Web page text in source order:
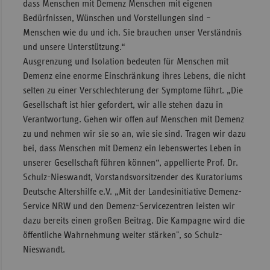
dass Menschen mit Demenz Menschen mit eigenen
Bedürfnissen, Wünschen und Vorstellungen sind –
Menschen wie du und ich. Sie brauchen unser Verständnis
und unsere Unterstützung.“
Ausgrenzung und Isolation bedeuten für Menschen mit
Demenz eine enorme Einschränkung ihres Lebens, die nicht
selten zu einer Ver­schlechterung der Symptome führt. „Die
Gesellschaft ist hier gefordert, wir alle stehen dazu in
Verantwortung. Gehen wir offen auf Menschen mit Demenz
zu und nehmen wir sie so an, wie sie sind. Tragen wir dazu
bei, dass Menschen mit Demenz ein lebenswertes Leben in
unserer Gesellschaft führen können“, appellierte Prof. Dr.
Schulz-Nieswandt, Vorstandsvorsitzender des Kuratoriums
Deutsche Alters­hilfe e.V. „Mit der Landesinitiative Demenz-
Service NRW und den Demenz-Servicezentren leisten wir
dazu bereits einen großen Beitrag. Die Kampagne wird die
öffentliche Wahrnehmung weiter stärken", so Schulz-
Nieswandt.